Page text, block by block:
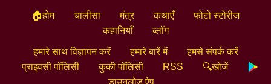
🏠होम चालीसा मंत्र कथाएँ
फोटो स्टोरीज
कहानियाँ
ब्लॉग
हमारे साथ विज्ञापन करें हमारे बारें में
हमसे संपर्क करें
प्राइवसी पॉलिसी
कुकी पॉलिसी RSS
🔍खोजें
डाउनलोड ऐप